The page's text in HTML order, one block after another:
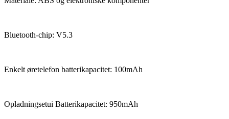
Bluetooth-chip: V5.3
Enkelt øretelefon batterikapacitet: 100mAh
Opladningsetui Batterikapacitet: 950mAh